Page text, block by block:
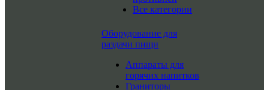
Все категории
Оборудование для
раздачи пищи
Аппараты для
горячих напитков
Граниторы